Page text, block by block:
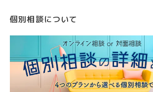
個別相談について